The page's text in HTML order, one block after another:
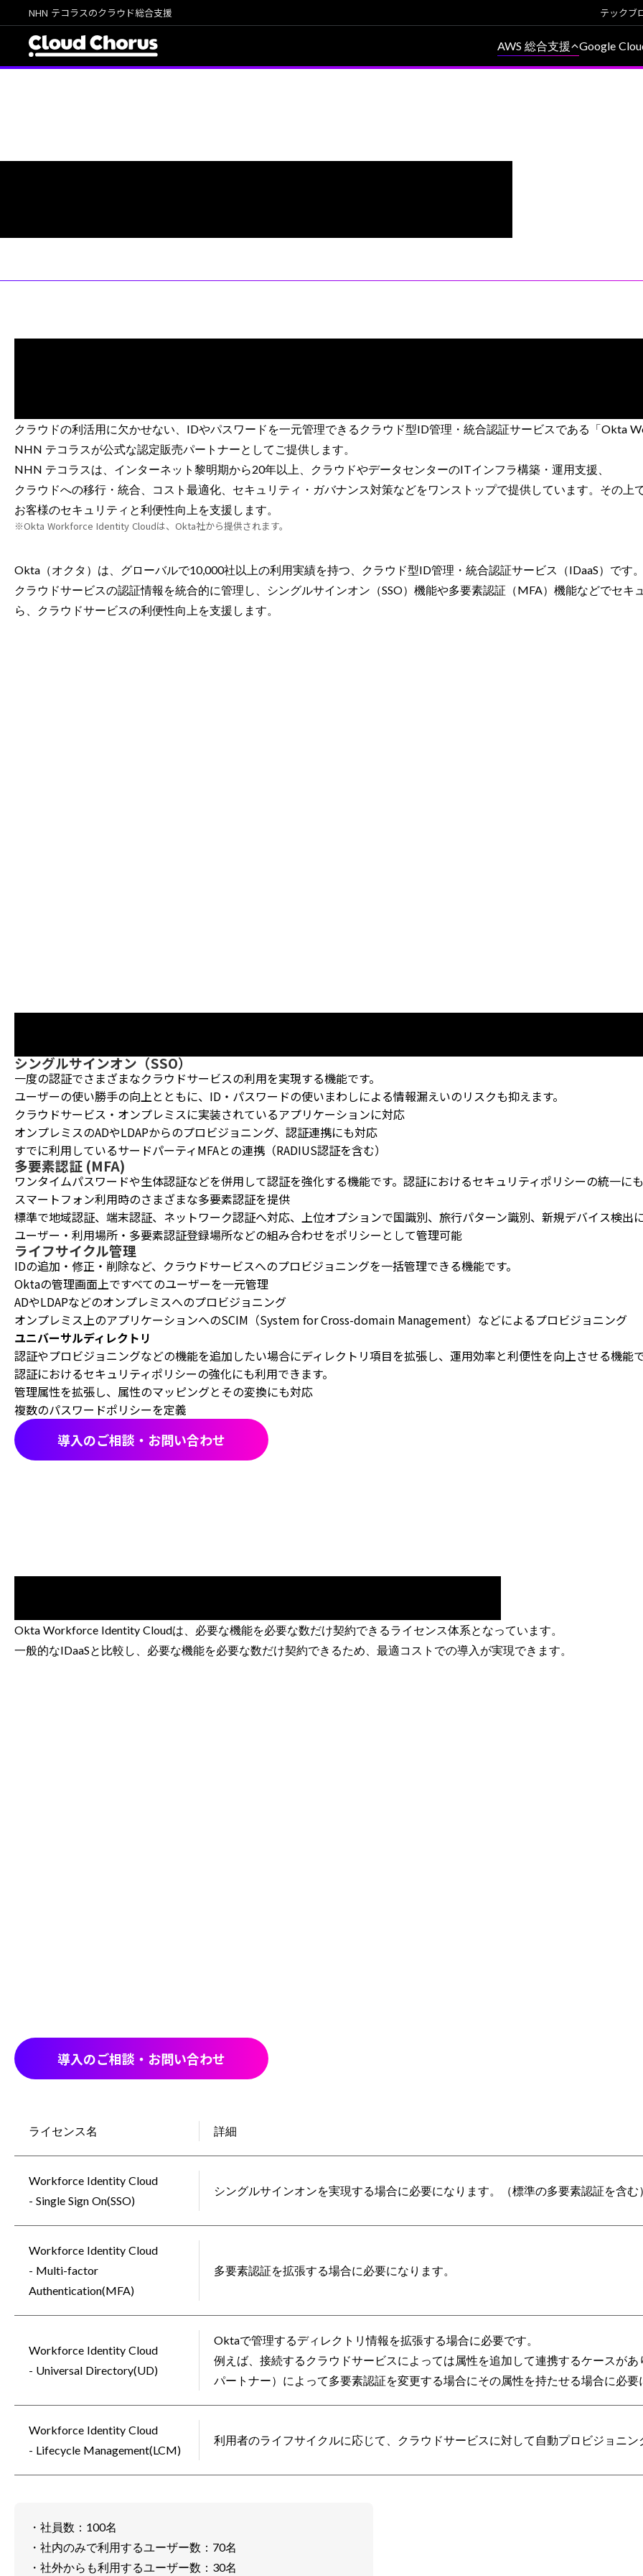
NHN テコラスのクラウド総合支援 テックブ
AWS 総合支援 Google
クラウドの利活用に欠かせない、IDやパスワードを一元管理できるクラウド型ID管理・統合認証サービスである「Okta
NHN テコラスが公式な認定販売パートナーとしてご提供します。
NHN テコラスは、インターネット黎明期から20年以上、クラウドやデータセンターのITインフラ構築・運用支援、
クラウドへの移行・統合、コスト最適化、セキュリティ・ガバナンス対策などをワンストップで提供しています。その上
お客様のセキュリティと利便性向上を支援します。
※Okta Workforce Identity Cloudは、Okta社から提供されます。
Okta（オクタ）は、グローバルで10,000社以上の利用実績を持つ、クラウド型ID管理・統合認証サービス（IDaaS）です
クラウドサービスの認証情報を統合的に管理し、シングルサインオン（SSO）機能や多要素認証（MFA）機能などでセキ
ら、クラウドサービスの利便性向上を支援します。
シングルサインオン（SSO）
一度の認証でさまざまなクラウドサービスの利用を実現する機能です。
ユーザーの使い勝手の向上とともに、ID・パスワードの使いまわしによる情報漏えいのリスクも抑えます。
クラウドサービス・オンプレミスに実装されているアプリケーションに対応
オンプレミスのADやLDAPからのプロビジョニング、認証連携にも対応
すでに利用しているサードパーティMFAとの連携（RADIUS認証を含む）
多要素認証 (MFA)
ワンタイムパスワードや生体認証などを併用して認証を強化する機能です。認証におけるセキュリティポリシーの統一に
スマートフォン利用時のさまざまな多要素認証を提供
標準で地域認証、端末認証、ネットワーク認証へ対応、上位オプションで国識別、旅行パターン識別、新規デバイス検出
ユーザー・利用場所・多要素認証登録場所などの組み合わせをポリシーとして管理可能
ライフサイクル管理
IDの追加・修正・削除など、クラウドサービスへのプロビジョニングを一括管理できる機能です。
Oktaの管理画面上ですべてのユーザーを一元管理
ADやLDAPなどのオンプレミスへのプロビジョニング
オンプレミス上のアプリケーションへのSCIM（System for Cross-domain Management）などによるプロビジョニング
ユニバーサルディレクトリ
認証やプロビジョニングなどの機能を追加したい場合にディレクトリ項目を拡張し、運用効率と利便性を向上させる機能
認証におけるセキュリティポリシーの強化にも利用できます。
管理属性を拡張し、属性のマッピングとその変換にも対応
複数のパスワードポリシーを定義
導入のご相談・お問い合わせ
Okta Workforce Identity Cloudは、必要な機能を必要な数だけ契約できるライセンス体系となっています。
一般的なIDaaSと比較し、必要な機能を必要な数だけ契約できるため、最適コストでの導入が実現できます。
導入のご相談・お問い合わせ
ライセンス名 詳細
Workforce Identity Cloud
- Single Sign On(SSO)
シングルサインオンを実現する場合に必要になります。（標準の多要素認証を含む
Workforce Identity Cloud
- Multi-factor
Authentication(MFA)
多要素認証を拡張する場合に必要になります。
Workforce Identity Cloud
- Universal Directory(UD)
Oktaで管理するディレクトリ情報を拡張する場合に必要です。
例えば、接続するクラウドサービスによっては属性を追加して連携するケースが
パートナー）によって多要素認証を変更する場合にその属性を持たせる場合に必要
Workforce Identity Cloud
- Lifecycle Management(LCM)
利用者のライフサイクルに応じて、クラウドサービスに対して自動プロビジョニ
・社員数：100名
・社内のみで利用するユーザー数：70名
・社外からも利用するユーザー数：30名